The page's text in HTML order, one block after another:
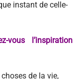
instant de celle-
vous l’inspiration
de la vie,